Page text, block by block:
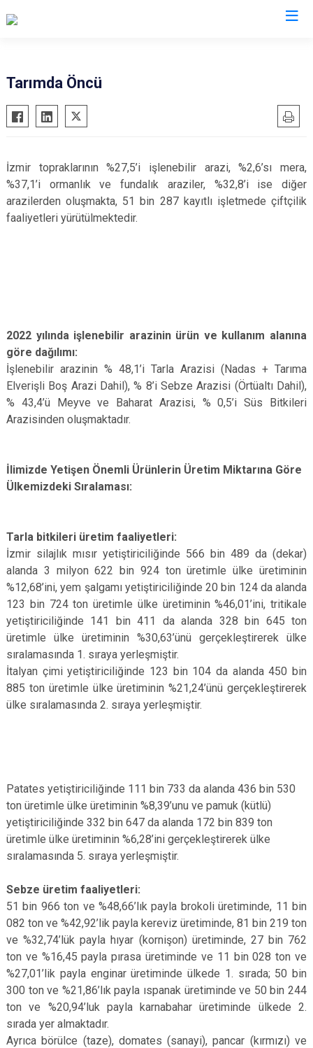
Tarımda Öncü
İzmir topraklarının %27,5’i işlenebilir arazi, %2,6’sı mera,
%37,1’i ormanlık ve fundalık araziler, %32,8’i ise diğer
arazilerden oluşmakta, 51 bin 287 kayıtlı işletmede çiftçilik
faaliyetleri yürütülmektedir.
2022 yılında işlenebilir arazinin ürün ve kullanım alanına
göre dağılımı:
İşlenebilir arazinin % 48,1’i Tarla Arazisi (Nadas + Tarıma
Elverişli Boş Arazi Dahil), % 8’i Sebze Arazisi (Örtüaltı Dahil),
% 43,4’ü Meyve ve Baharat Arazisi, % 0,5’i Süs Bitkileri
Arazisinden oluşmaktadır.
İlimizde Yetişen Önemli Ürünlerin Üretim Miktarına Göre
Ülkemizdeki Sıralaması:
Tarla bitkileri üretim faaliyetleri:
İzmir silajlık mısır yetiştiriciliğinde 566 bin 489 da (dekar)
alanda 3 milyon 622 bin 924 ton üretimle ülke üretiminin
%12,68’ini, yem şalgamı yetiştiriciliğinde 20 bin 124 da alanda
123 bin 724 ton üretimle ülke üretiminin %46,01’ini, tritikale
yetiştiriciliğinde 141 bin 411 da alanda 328 bin 645 ton
üretimle ülke üretiminin %30,63’ünü gerçekleştirerek ülke
sıralamasında 1. sıraya yerleşmiştir.
İtalyan çimi yetiştiriciliğinde 123 bin 104 da alanda 450 bin
885 ton üretimle ülke üretiminin %21,24’ünü gerçekleştirerek
ülke sıralamasında 2. sıraya yerleşmiştir.
Patates yetiştiriciliğinde 111 bin 733 da alanda 436 bin 530
ton üretimle ülke üretiminin %8,39’unu ve pamuk (kütlü)
yetiştiriciliğinde 332 bin 647 da alanda 172 bin 839 ton
üretimle ülke üretiminin %6,28’ini gerçekleştirerek ülke
sıralamasında 5. sıraya yerleşmiştir.
Sebze üretim faaliyetleri:
51 bin 966 ton ve %48,66’lık payla brokoli üretiminde, 11 bin
082 ton ve %42,92’lik payla kereviz üretiminde, 81 bin 219 ton
ve %32,74’lük payla hıyar (kornişon) üretiminde, 27 bin 762
ton ve %16,45 payla pırasa üretiminde ve 11 bin 028 ton ve
%27,01’lik payla enginar üretiminde ülkede 1. sırada; 50 bin
300 ton ve %21,86’lık payla ıspanak üretiminde ve 50 bin 244
ton ve %20,94’luk payla karnabahar üretiminde ülkede 2.
sırada yer almaktadır.
Ayrıca börülce (taze), domates (sanayi), pancar (kırmızı) ve